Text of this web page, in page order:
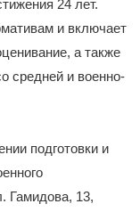
24 лет.
и включает
а также
средней и военно-
подготовки и
Гамидова, 13,